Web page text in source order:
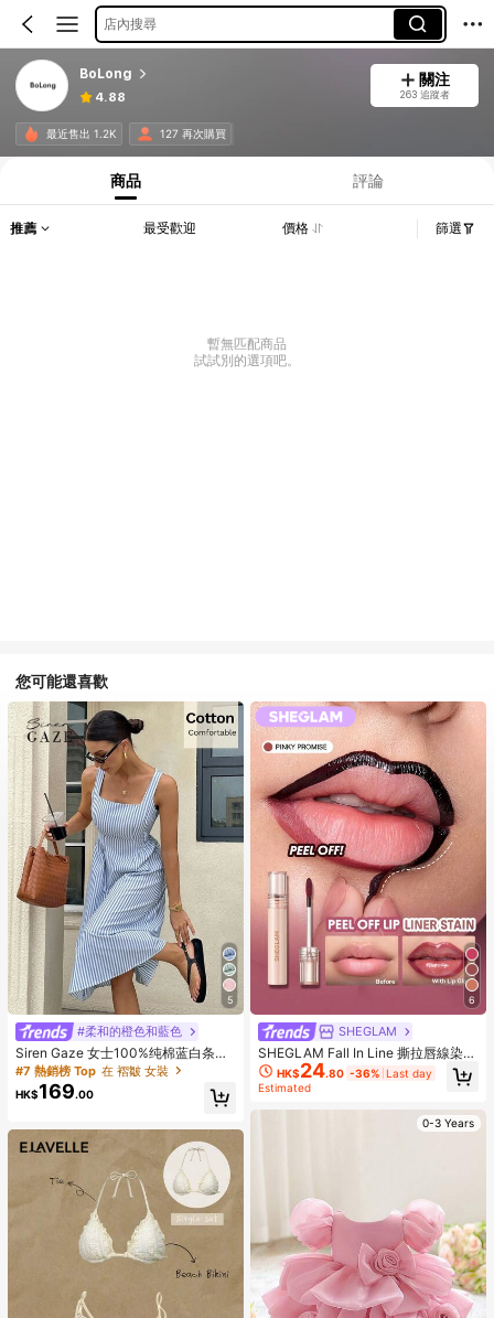
店內搜尋
BoLong
4.88
關注
263 追蹤者
最近售出 1.2K 127 再次購買
商品 評論
推薦 最受歡迎 價格 篩選
暫無匹配商品
試試別的選項吧。
您可能還喜歡
5
#柔和的橙色和藍色
Siren Gaze 女士100%纯棉蓝白条纹
方领无袖长连衣裙，巴黎风情夏季度
假装扮，日常通勤工作夏季连衣裙
#7 熱銷榜 Top 在 褶皺 女裝
HK$169.00
6
SHEGLAM
SHEGLAM Fall In Line 撕拉唇線染色
筆-Pinky Promise 品牌美妝化妝品
適合女士與女孩
HK$24.80 -36% Last day
Estimated
0-3 Years